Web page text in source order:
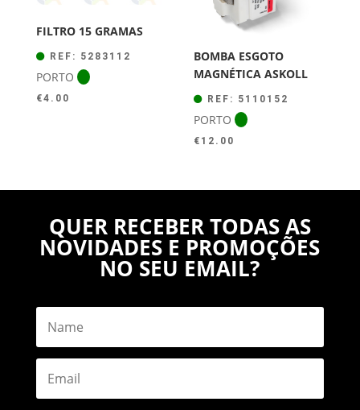
FILTRO 15 GRAMAS
REF: 5283112
PORTO
€4.00
BOMBA ESGOTO
MAGNÉTICA ASKOLL
REF: 5110152
PORTO
€ 12.00
QUER RECEBER TODAS AS
NOVIDADES E PROMOÇÕES
NO SEU EMAIL?